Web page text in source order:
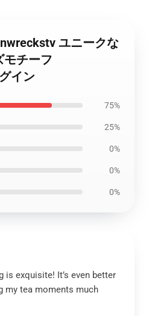
ユニークな
モチーフ
イン
75%
25%
0%
0%
0%
is exquisite! It’s even better
my tea moments much